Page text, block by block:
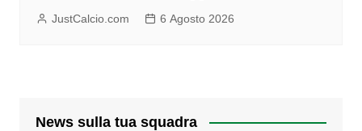
JustCalcio.com 6 Agosto 2026
News sulla tua squadra